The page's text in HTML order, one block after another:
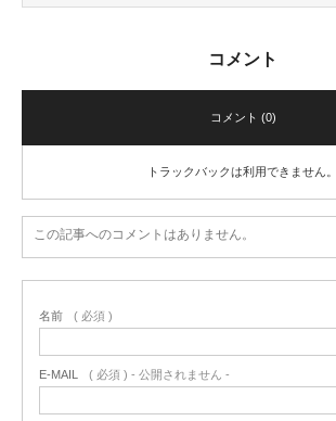
コメント
コメント (0)
トラックバックは利用できません。
この記事へのコメントはありません。
名前 ( 必須 )
E-MAIL ( 必須 ) - 公開されません -